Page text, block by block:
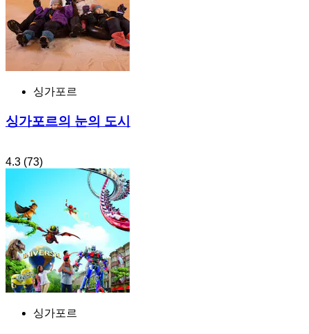
싱가포르
싱가포르의 눈의 도시
4.3 (73)
싱가포르